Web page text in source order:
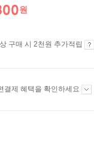
원
구매 시 2천원 추가적립
결제 혜택을 확인하세요